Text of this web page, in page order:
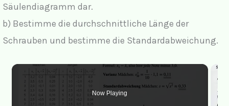
Säulendiagramm dar.
b) Bestimme die durchschnittliche Länge der
Schrauben und bestimme die Standardabweichung.
Now Playing